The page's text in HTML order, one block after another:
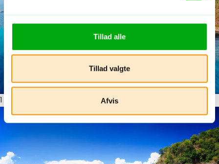
Tillad alle
Tillad valgte
Afvis
1